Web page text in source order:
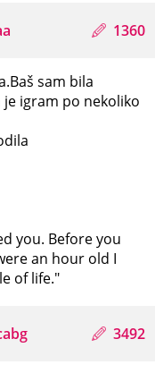
1360
sam bila
igram po nekoliko
you. Before you
an hour old I
of life."
3492